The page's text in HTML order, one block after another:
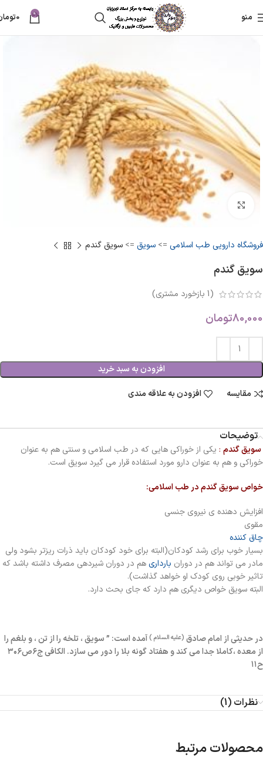
منو 0
0
بزرگنمایی تصویر
فروشگاه دارویی طب اسلامی => سویق => سویق گندم
سویق گندم
(
1 بازخورد مشتری)
80,000تومان
افزودن به سبد خرید
مقایسه
افزودن به علاقه مندی
توضیحات
سویق گندم : یکی از خوراکی هایی که در طب اسلامی و سنتی هم به عنوان
خوراکی و هم به عنوان دارو مورد استفاده قرار می گیرد سویق است.
خواص سویق گندم در طب اسلامی:
افزایش دهنده ی نیروی جنسی
مقوی
چاق کننده
بسیار خوب برای رشد کودکان(البته برای خود کودکان باید ذرات ریزتر بشود ولی
مادر می تواند هم در دوران بارداریهم در دوران شیردهی مصرف داشته باشد که
تاثیر خوبی روی کودک او خواهد گذاشت).
البته سویق خواص دیگری هم دارد که جای بحث دارد.
در حدیثی از امام صادق (عليه السلام ) آمده است: ” سويق ، تلخه را از تن ، و بلغم را
از معده ،كاملا جدا مى كند و هفتاد گونه بلا را دور مى سازد.
الکافی ج۶ص۳۰۶
ح۱۱
نظرات (1)
محصولات مرتبط